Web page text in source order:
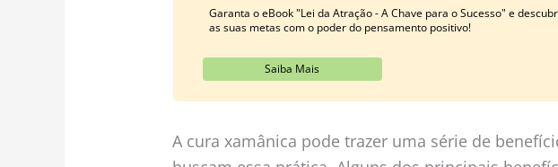
Garanta o eBook "Lei da Atração - A Chave para o Sucesso" e
as suas metas com o poder do pensamento positivo!
Saiba Mais
A cura xamânica pode trazer uma série de